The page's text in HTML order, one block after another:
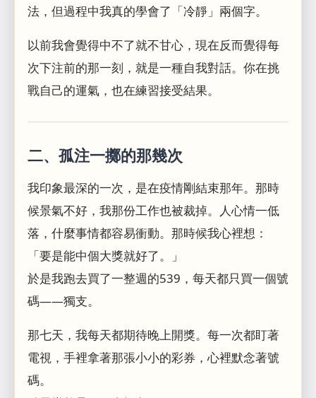
法，但過程中我真的學會了「冷靜」兩個字。
以前我會覺得中不了就不甘心，現在反而覺得每
次下注前的那一刻，就是一種自我對話。你在挑
戰自己的運氣，也在練習接受結果。
二、孤注一擲的那幾次
我印象最深的一次，是在疫情剛結束那年。那時
候景氣不好，我那份工作也被裁掉。人心情一低
落，什麼事情都容易衝動。那時候我心裡想：
「要是能中個大獎就好了。」
於是我跑去買了一整週的539，每天都只買一個號
碼——獨支。
那七天，我每天都期待晚上開獎。每一次都盯著
電視，手裡拿著那張小小的彩券，心裡默念著號
碼。